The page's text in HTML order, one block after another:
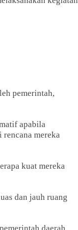
pemerintah,
apabila
rencana mereka
kuat mereka
dan jauh ruang